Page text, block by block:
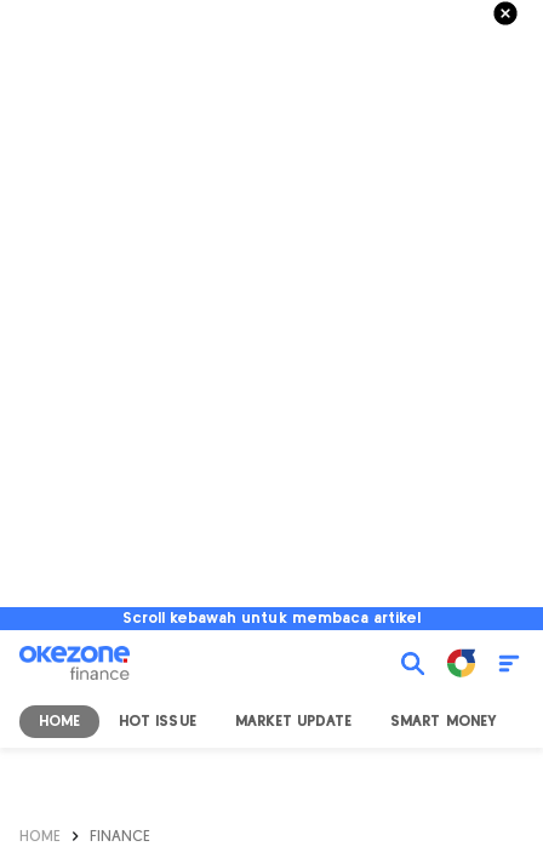
Scroll kebawah untuk membaca artikel
HOME HOT ISSUE MARKET UPDATE SMART MONEY
HOME FINANCE